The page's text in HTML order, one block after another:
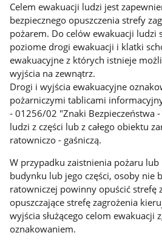
Celem ewakuacji ludzi jest
bezpiecznego opuszczenia strefy
pożarem. Do celów ewakuacji ludzi
poziome drogi ewakuacji i klatki
ewakuacyjne z których istnieje
wyjścia na zewnątrz.
Drogi i wyjścia ewakuacyjne
pożarniczymi tablicami
- 01256/02 "Znaki Bezpieczeństwa -
ludzi z części lub z całego obiektu
ratowniczo - gaśniczą.
W przypadku zaistnienia pożaru lub
budynku lub jego części, osoby nie
ratowniczej powinny opuścić strefę
opuszczające strefę zagrożenia
wyjścia służącego celom ewakuacji
oznakowaniem.